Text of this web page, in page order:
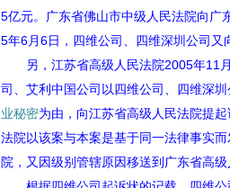
5亿元。广东省佛山市中级人民法院向广
5年6月6日，四维公司、四维深圳公司又
另，江苏省高级人民法院2005年11
司、艾利中国公司以四维公司、四维深
业秘密为由，向江苏省高级人民法院提
法院以该案与本案是基于同一法律事实
院，又因级别管辖原因移送到广东省高